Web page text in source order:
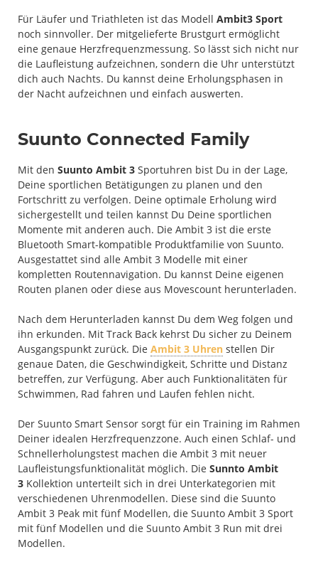
Für Läufer und Triathleten ist das Modell Ambit3 Sport
noch sinnvoller. Der mitgelieferte Brustgurt ermöglicht
eine genaue Herzfrequenzmessung. So lässt sich nicht nur
die Laufleistung aufzeichnen, sondern die Uhr unterstützt
dich auch Nachts. Du kannst deine Erholungsphasen in
der Nacht aufzeichnen und einfach auswerten.
Suunto Connected Family
Mit den Suunto Ambit 3 Sportuhren bist Du in der Lage,
Deine sportlichen Betätigungen zu planen und den
Fortschritt zu verfolgen. Deine optimale Erholung wird
sichergestellt und teilen kannst Du Deine sportlichen
Momente mit anderen auch. Die Ambit 3 ist die erste
Bluetooth Smart-kompatible Produktfamilie von Suunto.
Ausgestattet sind alle Ambit 3 Modelle mit einer
kompletten Routennavigation. Du kannst Deine eigenen
Routen planen oder diese aus Movescount herunterladen.
Nach dem Herunterladen kannst Du dem Weg folgen und
ihn erkunden. Mit Track Back kehrst Du sicher zu Deinem
Ausgangspunkt zurück. Die Ambit 3 Uhren stellen Dir
genaue Daten, die Geschwindigkeit, Schritte und Distanz
betreffen, zur Verfügung. Aber auch Funktionalitäten für
Schwimmen, Rad fahren und Laufen fehlen nicht.
Der Suunto Smart Sensor sorgt für ein Training im Rahmen
Deiner idealen Herzfrequenzzone. Auch einen Schlaf- und
Schnellerholungstest machen die Ambit 3 mit neuer
Laufleistungsfunktionalität möglich. Die Sunnto Ambit
3 Kollektion unterteilt sich in drei Unterkategorien mit
verschiedenen Uhrenmodellen. Diese sind die Suunto
Ambit 3 Peak mit fünf Modellen, die Suunto Ambit 3 Sport
mit fünf Modellen und die Suunto Ambit 3 Run mit drei
Modellen.